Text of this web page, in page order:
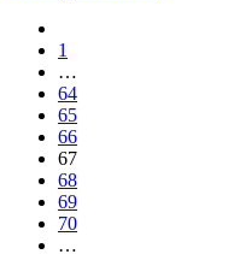
1
…
64
65
66
67
68
69
70
…